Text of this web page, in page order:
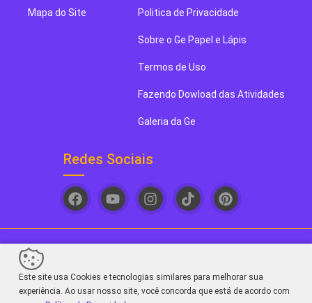
Mapa do Site Politica de Privacidade
Sobre o Ge Papel e Lápis
Termos de Uso
Fazendo Dowload das Atividades
Galeria da Ge
Redes Sociais
Este site usa Cookies e tecnologias similares para melhorar sua
experiência. Ao usar nosso site, você concorda que está de acordo com
Sair da versão mobile